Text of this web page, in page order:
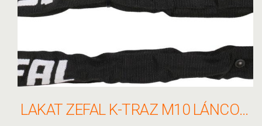
LAKAT ZEFAL K-TRAZ M10 LÁNCOS 8X900MM 3KULCCSAL FEKETE